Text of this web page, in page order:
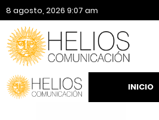
8 agosto, 2026 9:07 am
INICIO